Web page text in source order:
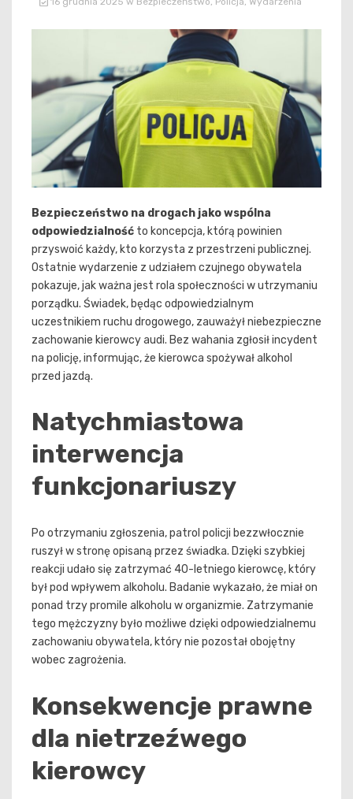
Bezpieczeństwo na drogach jako wspólna
odpowiedzialność to koncepcja, którą powinien
przyswoić każdy, kto korzysta z przestrzeni publicznej.
Ostatnie wydarzenie z udziałem czujnego obywatela
pokazuje, jak ważna jest rola społeczności w utrzymaniu
porządku. Świadek, będąc odpowiedzialnym
uczestnikiem ruchu drogowego, zauważył niebezpieczne
zachowanie kierowcy audi. Bez wahania zgłosił incydent
na policję, informując, że kierowca spożywał alkohol
przed jazdą.
Natychmiastowa
interwencja
funkcjonariuszy
Po otrzymaniu zgłoszenia, patrol policji bezzwłocznie
ruszył w stronę opisaną przez świadka. Dzięki szybkiej
reakcji udało się zatrzymać 40-letniego kierowcę, który
był pod wpływem alkoholu. Badanie wykazało, że miał on
ponad trzy promile alkoholu w organizmie. Zatrzymanie
tego mężczyzny było możliwe dzięki odpowiedzialnemu
zachowaniu obywatela, który nie pozostał obojętny
wobec zagrożenia.
Konsekwencje prawne
dla nietrzeźwego
kierowcy